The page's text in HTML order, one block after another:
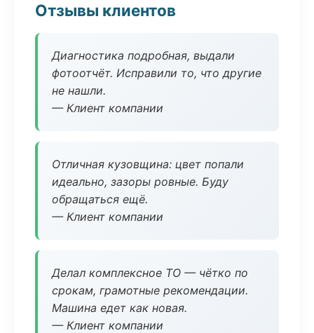
Отзывы клиентов
Диагностика подробная, выдали
фотоотчёт. Исправили то, что другие
не нашли.
— Клиент компании
Отличная кузовщина: цвет попали
идеально, зазоры ровные. Буду
обращаться ещё.
— Клиент компании
Делал комплексное ТО — чётко по
срокам, грамотные рекомендации.
Машина едет как новая.
— Клиент компании